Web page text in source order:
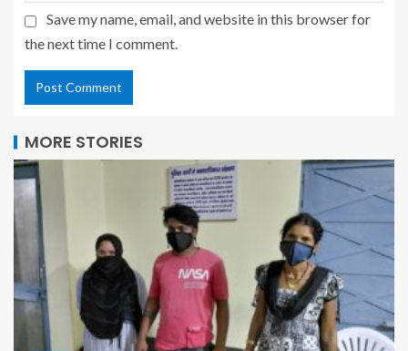
Save my name, email, and website in this browser for
the next time I comment.
MORE STORIES